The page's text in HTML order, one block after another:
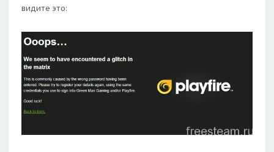
видите это: